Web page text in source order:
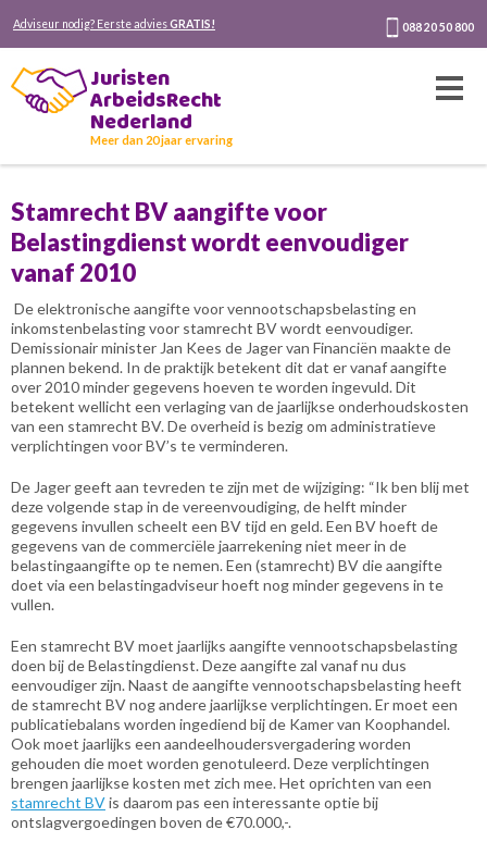
Adviseur nodig? Eerste adviesGRATIS! 088 20 50 800
Juristen
ArbeidsRecht
Nederland
Meer dan 20 jaar ervaring
Stamrecht BV aangifte voor
Belastingdienst wordt eenvoudiger
vanaf 2010
De elektronische aangifte voor vennootschapsbelasting en
inkomstenbelasting voor stamrecht BV wordt eenvoudiger.
Demissionair minister Jan Kees de Jager van Financiën maakte de
plannen bekend. In de praktijk betekent dit dat er vanaf aangifte
over 2010 minder gegevens hoeven te worden ingevuld. Dit
betekent wellicht een verlaging van de jaarlijkse onderhoudskosten
van een stamrecht BV. De overheid is bezig om administratieve
verplichtingen voor BV’s te verminderen.
De Jager geeft aan tevreden te zijn met de wijziging: “Ik ben blij met
deze volgende stap in de vereenvoudiging, de helft minder
gegevens invullen scheelt een BV tijd en geld. Een BV hoeft de
gegevens van de commerciële jaarrekening niet meer in de
belastingaangifte op te nemen. Een (stamrecht) BV die aangifte
doet via een belastingadviseur hoeft nog minder gegevens in te
vullen.
Een stamrecht BV moet jaarlijks aangifte vennootschapsbelasting
doen bij de Belastingdienst. Deze aangifte zal vanaf nu dus
eenvoudiger zijn. Naast de aangifte vennootschapsbelasting heeft
de stamrecht BV nog andere jaarlijkse verplichtingen. Er moet een
publicatiebalans worden ingediend bij de Kamer van Koophandel.
Ook moet jaarlijks een aandeelhoudersvergadering worden
gehouden die moet worden genotuleerd. Deze verplichtingen
brengen jaarlijkse kosten met zich mee. Het oprichten van een
stamrecht BVis daarom pas een interessante optie bij
ontslagvergoedingen boven de €70.000,-.